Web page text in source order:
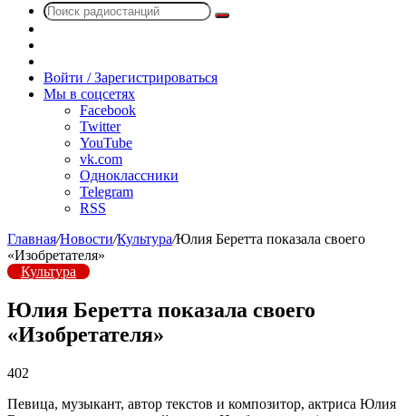
Поиск
радио
Войти / Зарегистрироваться
Мы в соцсетях
Facebook
Twitter
YouTube
vk.com
Одноклассники
Telegram
RSS
Главная/Новости/Культура/Юлия Беретта показала своего
«Изобретателя»
Культура
Юлия Беретта показала своего
«Изобретателя»
402
Певица, музыкант, автор текстов и композитор, актриса Юлия